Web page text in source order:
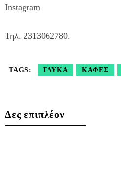
Instagram
Τηλ. 2313062780.
TAGS: ΓΛΥΚΆ ΚΑΦΈΣ
Δες επιπλέον